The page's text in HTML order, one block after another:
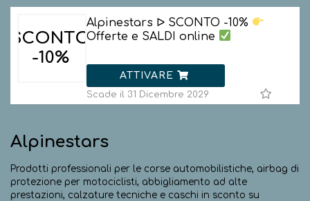
SCONTO
-10%
Alpinestars ᐅ SCONTO -10%
Offerte e SALDI online
ATTIVARE
Scade il 31 Dicembre 2029
Alpinestars
Prodotti professionali per le corse automobilistiche, airbag di
protezione per motociclisti, abbigliamento ad alte
prestazioni, calzature tecniche e caschi in sconto su